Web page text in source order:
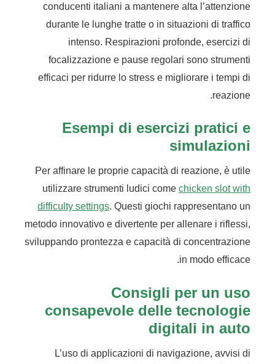
conducenti italiani a mantenere alta l’attenzione
durante le lunghe tratte o in situazioni di traffico
intenso. Respirazioni profonde, esercizi di
focalizzazione e pause regolari sono strumenti
efficaci per ridurre lo stress e migliorare i tempi di
reazione.
Esempi di esercizi pratici e
simulazioni
Per affinare le proprie capacità di reazione, è utile
utilizzare strumenti ludici come chicken slot with
difficulty settings. Questi giochi rappresentano un
metodo innovativo e divertente per allenare i riflessi,
sviluppando prontezza e capacità di concentrazione
in modo efficace.
Consigli per un uso
consapevole delle tecnologie
digitali in auto
L’uso di applicazioni di navigazione, avvisi di